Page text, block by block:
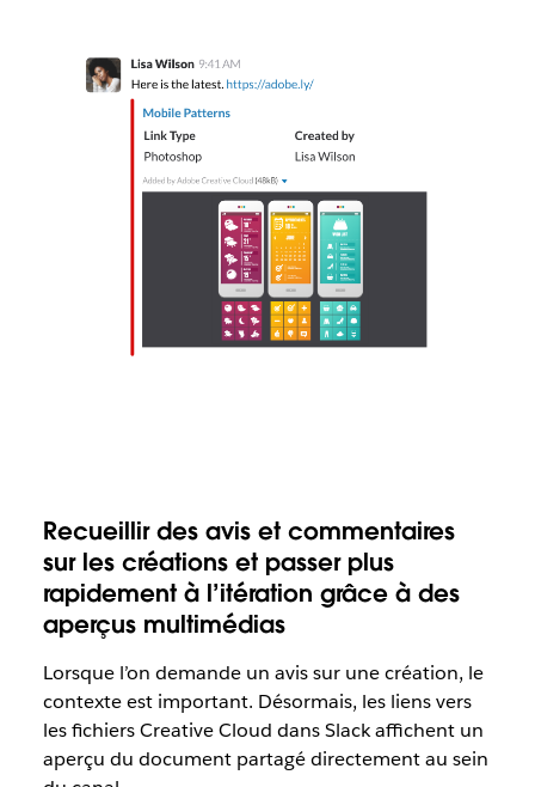
Recueillir des avis et commentaires
sur les créations et passer plus
rapidement à l’itération grâce à des
aperçus multimédias
Lorsque l’on demande un avis sur une création, le
contexte est important. Désormais, les liens vers
les fichiers Creative Cloud dans Slack affichent un
aperçu du document partagé directement au sein